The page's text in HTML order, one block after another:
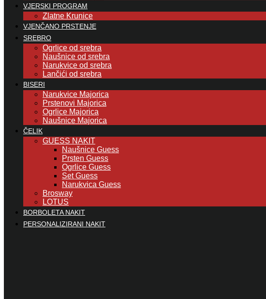
VJERSKI PROGRAM
Zlatne Krunice
VJENČANO PRSTENJE
SREBRO
Ogrlice od srebra
Naušnice od srebra
Narukvice od srebra
Lančići od srebra
BISERI
Narukvice Majorica
Prstenovi Majorica
Ogrlice Majorica
Naušnice Majorica
ČELIK
GUESS NAKIT
Naušnice Guess
Prsten Guess
Ogrlice Guess
Set Guess
Narukvica Guess
Brosway
LOTUS
BORBOLETA NAKIT
PERSONALIZIRANI NAKIT